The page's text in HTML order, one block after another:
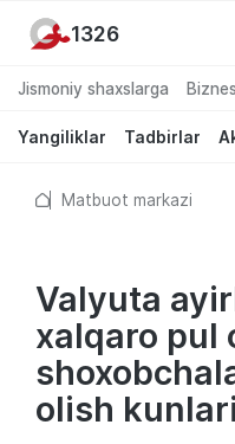
Jismoniy shaxslarga
Yangiliklar Tadbirlar
1326
Matbuot markazi
Valyuta
xalqaro pul
olish